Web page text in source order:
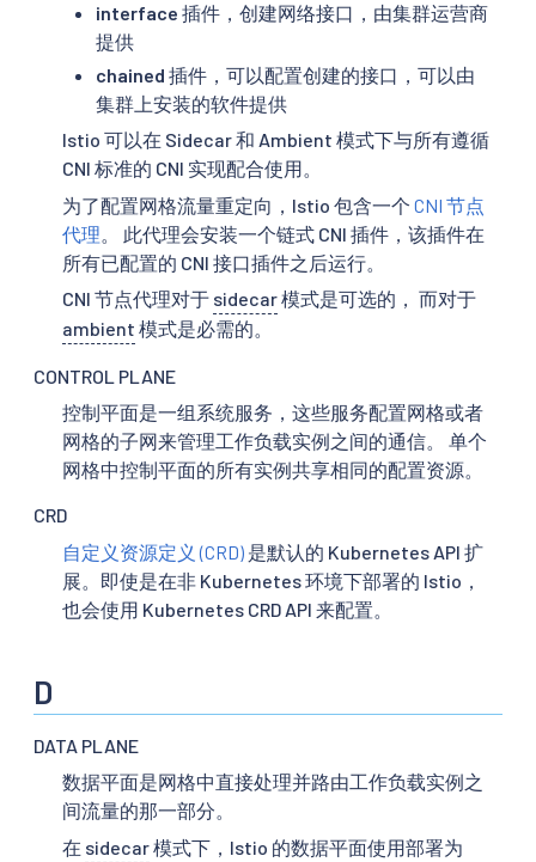
interface 插件，创建网络接口，由集群运营商
提供
chained 插件，可以配置创建的接口，可以由
集群上安装的软件提供
Istio 可以在 Sidecar 和 Ambient 模式下与所有遵循
CNI 标准的 CNI 实现配合使用。
为了配置网格流量重定向，Istio 包含一个 CNI 节点
代理 。 此代理会安装一个链式 CNI 插件，该插件在
所有已配置的 CNI 接口插件之后运行。
CNI 节点代理对于 sidecar模式是可选的， 而对于
ambient 模式是必需的。
CONTROL PLANE
控制平面是一组系统服务，这些服务配置网格或者
网格的子网来管理工作负载实例之间的通信。 单个
网格中控制平面的所有实例共享相同的配置资源。
CRD
自定义资源定义 (CRD) 是默认的 Kubernetes API 扩
展。即使是在非 Kubernetes 环境下部署的 Istio，
也会使用 Kubernetes CRD API 来配置。
D
DATA PLANE
数据平面是网格中直接处理并路由工作负载实例之
间流量的那一部分。
在 sidecar模式下，Istio 的数据平面使用部署为